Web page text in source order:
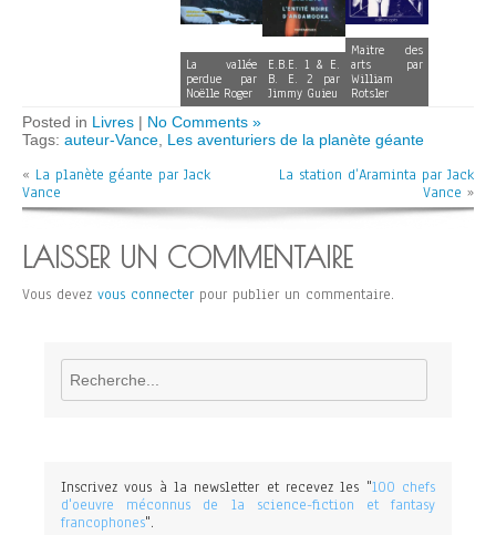
La vallée
perdue par
Noëlle Roger
E.B.E. 1 & E.
B. E. 2 par
Jimmy Guieu
Maitre des
arts par
William
Rotsler
Posted in Livres | No Comments »
Tags: auteur-Vance, Les aventuriers de la planète géante
« La planète géante par Jack
Vance
La station d’Araminta par Jack
Vance »
LAISSER UN COMMENTAIRE
Vous devez vous connecter pour publier un commentaire.
Rechercher
Inscrivez vous à la newsletter et recevez les "100 chefs
d'oeuvre méconnus de la science-fiction et fantasy
francophones".